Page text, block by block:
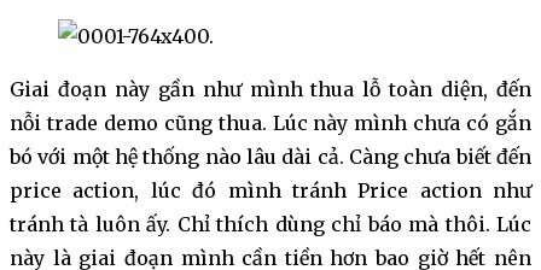
Giai đoạn này gần như mình thua lỗ toàn diện, đến
nỗi trade demo cũng thua. Lúc này mình chưa có gắn
bó với một hệ thống nào lâu dài cả. Càng chưa biết đến
price action, lúc đó mình tránh Price action như
tránh tà luôn ấy. Chỉ thích dùng chỉ báo mà thôi. Lúc
này là giai đoạn mình cần tiền hơn bao giờ hết nên